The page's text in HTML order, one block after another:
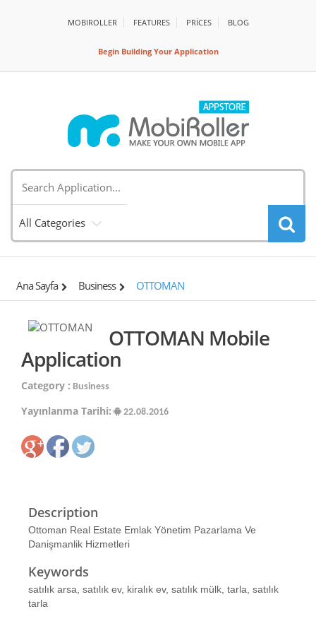
MOBIROLLER FEATURES PRİCES BLOG
Begin Building Your Application
All Categories
Ana Sayfa Business OTTOMAN
OTTOMAN Mobile
Application
Category : Business
Yayınlanma Tarihi: 22.08.2016
Description
Ottoman Real Estate Emlak Yönetim Pazarlama Ve
Danişmanlik Hizmetleri
Keywords
satılık arsa, satılık ev, kiralık ev, satılık mülk, tarla, satılık
tarla